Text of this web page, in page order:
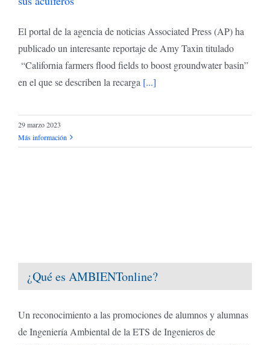
El portal de la agencia de noticias Associated Press (AP) ha
publicado un interesante reportaje de Amy Taxin titulado
“California farmers flood fields to boost groundwater basin”
en el que se describen la recarga [...]
29 marzo 2023
Más información
¿Qué es AMBIENTonline?
Un reconocimiento a las promociones de alumnos y alumnas
de Ingeniería Ambiental de la ETS de Ingenieros de